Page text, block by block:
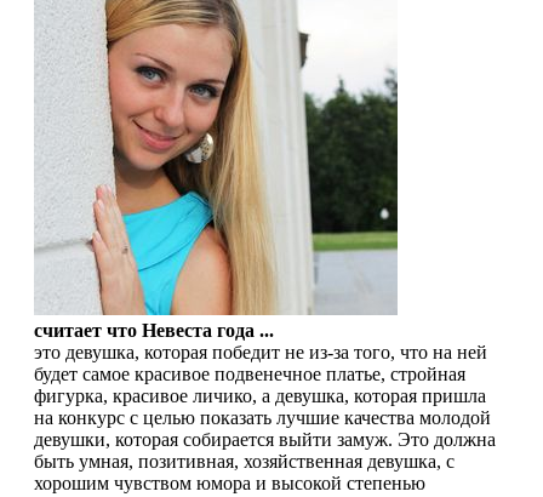
считает что Невеста года ...
это девушка, которая победит не из-за того, что на ней
будет самое красивое подвенечное платье, стройная
фигурка, красивое личико, а девушка, которая пришла
на конкурс с целью показать лучшие качества молодой
девушки, которая собирается выйти замуж. Это должна
быть умная, позитивная, хозяйственная девушка, с
хорошим чувством юмора и высокой степенью